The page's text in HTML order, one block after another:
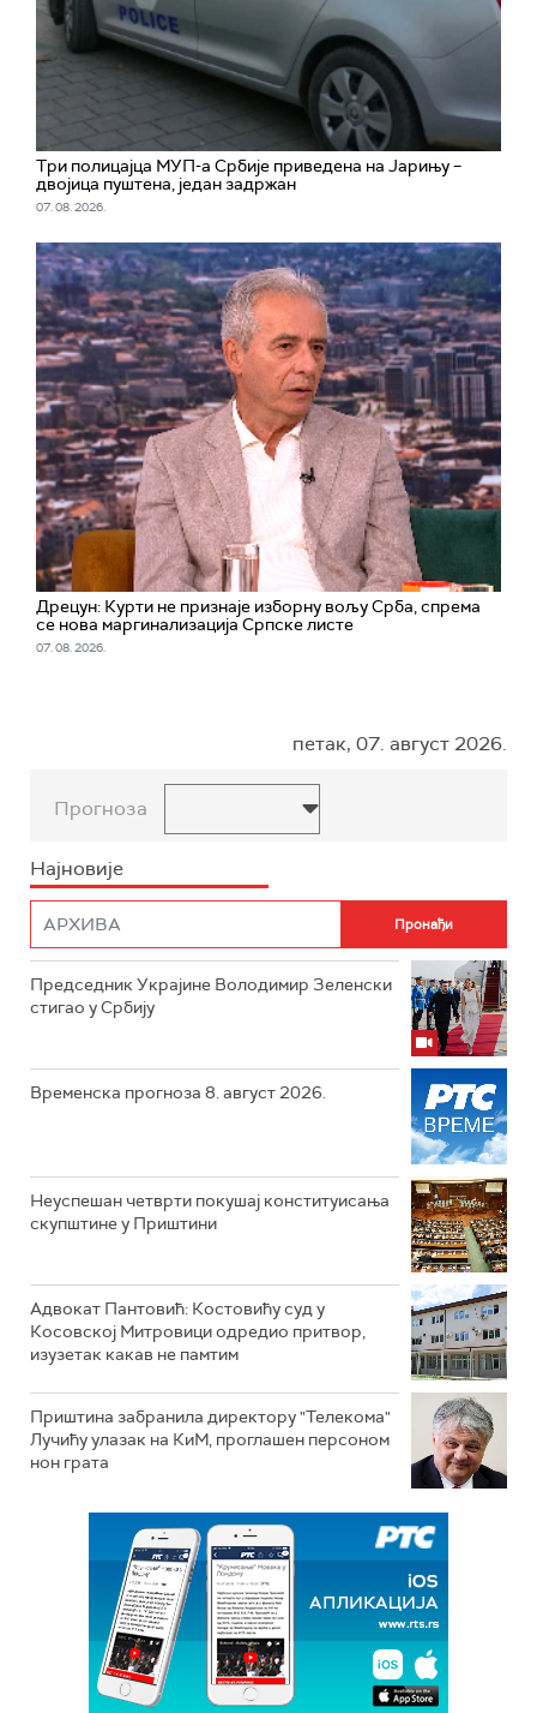
Три полицајца МУП-а Србије приведена на Јарињу –
двојица пуштена, један задржан
07. 08. 2026.
Дрецун: Курти не признаје изборну вољу Срба, спрема
се нова маргинализација Српске листе
07. 08. 2026.
петак, 07. август 2026.
Прогноза
Најновије
Председник Украјине Володимир Зеленски
стигао у Србију
Временска прогноза 8. август 2026.
Неуспешан четврти покушај конституисања
скупштине у Приштини
Адвокат Пантовић: Костовићу суд у
Косовској Митровици одредио притвор,
изузетак какав не памтим
Приштина забранила директору "Телекома"
Лучићу улазак на КиМ, проглашен персоном
нон грата